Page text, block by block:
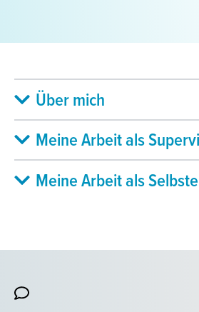
Über mich
Meine Arbeit als
Meine Arbeit als